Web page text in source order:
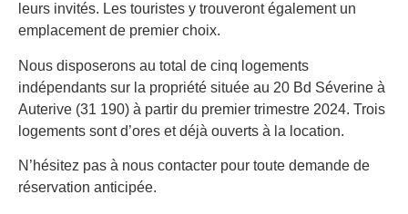
leurs invités. Les touristes y trouveront également un
emplacement de premier choix.
Nous disposerons au total de cinq logements
indépendants sur la propriété située au 20 Bd Séverine à
Auterive (31 190) à partir du premier trimestre 2024. Trois
logements sont d’ores et déjà ouverts à la location.
N’hésitez pas à nous contacter pour toute demande de
réservation anticipée.